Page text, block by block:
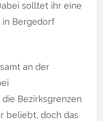
solltet ihr eine
in Bergedorf
an der
Bezirksgrenzen
beliebt, doch das